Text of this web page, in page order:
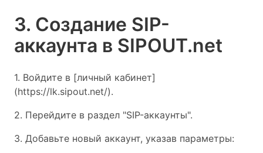
3. Создание SIP-
аккаунта в SIPOUT.net
1. Войдите в [личный кабинет]
(https://lk.sipout.net/).
2. Перейдите в раздел "SIP-аккаунты".
3. Добавьте новый аккаунт, указав параметры: